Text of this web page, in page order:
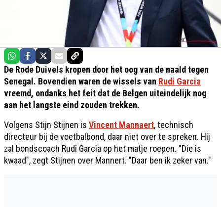
De Rode Duivels kropen door het oog van de naald tegen
Senegal. Bovendien waren de wissels van Rudi Garcia
vreemd, ondanks het feit dat de Belgen uiteindelijk nog
aan het langste eind zouden trekken.
Volgens Stijn Stijnen is Vincent Mannaert, technisch
directeur bij de voetbalbond, daar niet over te spreken. Hij
zal bondscoach Rudi Garcia op het matje roepen. "Die is
kwaad", zegt Stijnen over Mannert. "Daar ben ik zeker van."